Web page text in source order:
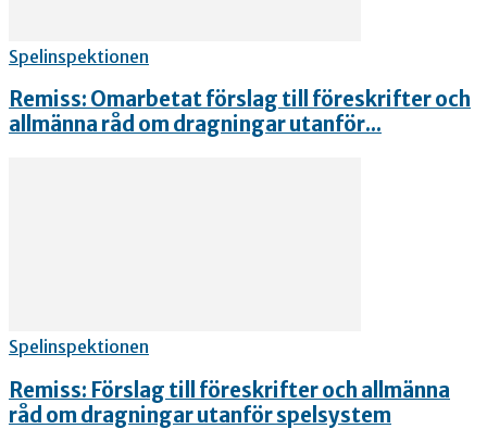
Spelinspektionen
Remiss: Omarbetat förslag till föreskrifter och
allmänna råd om dragningar utanför...
Spelinspektionen
Remiss: Förslag till föreskrifter och allmänna
råd om dragningar utanför spelsystem